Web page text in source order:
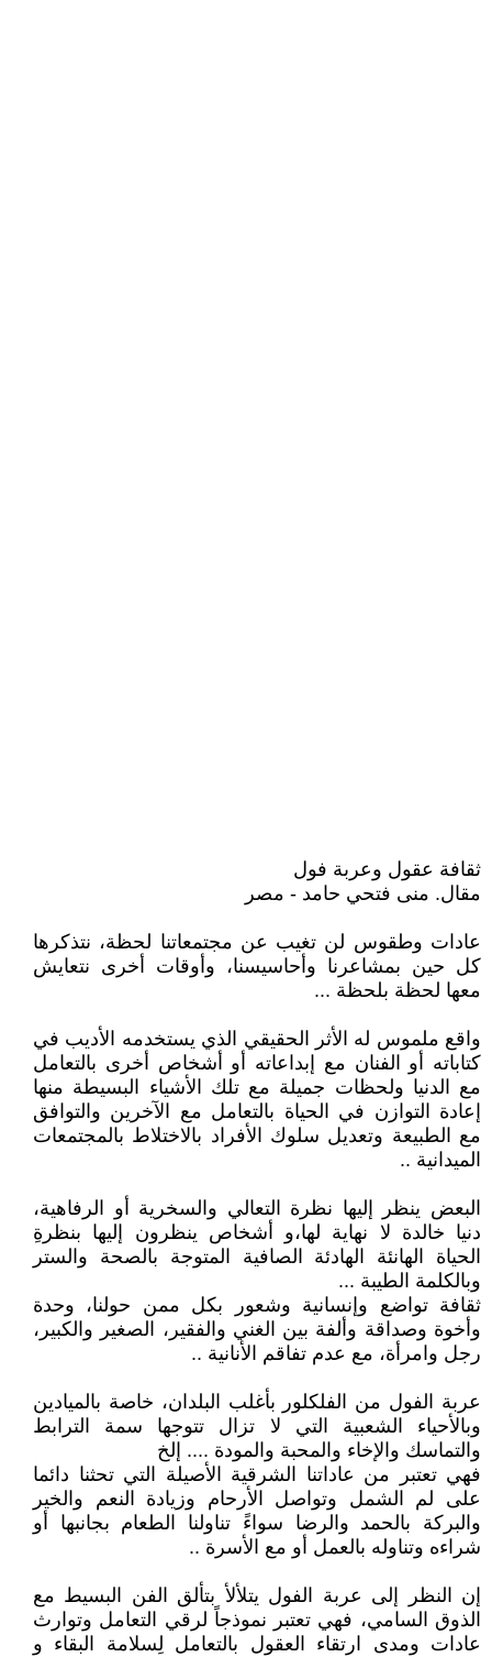
ثقافة عقول وعربة فول
مقال. منى فتحي حامد - مصر
عادات وطقوس لن تغيب عن مجتمعاتنا لحظة، نتذكرها
كل حين بمشاعرنا وأحاسيسنا، وأوقات أخرى نتعايش
معها لحظة بلحظة ...
واقع ملموس له الأثر الحقيقي الذي يستخدمه الأديب في
كتاباته أو الفنان مع إبداعاته أو أشخاص أخرى بالتعامل
مع الدنيا ولحظات جميلة مع تلك الأشياء البسيطة منها
إعادة التوازن في الحياة بالتعامل مع الآخرين والتوافق
مع الطبيعة وتعديل سلوك الأفراد بالاختلاط بالمجتمعات
الميدانية ..
البعض ينظر إليها نظرة التعالي والسخرية أو الرفاهية،
دنيا خالدة لا نهاية لها،و أشخاص ينظرون إليها بنظرةِ
الحياة الهانئة الهادئة الصافية المتوجة بالصحة والستر
وبالكلمة الطيبة ...
ثقافة تواضع وإنسانية وشعور بكل ممن حولنا، وحدة
وأخوة وصداقة وألفة بين الغني والفقير، الصغير والكبير،
رجل وامرأة، مع عدم تفاقم الأنانية ..
عربة الفول من الفلكلور بأغلب البلدان، خاصة بالميادين
وبالأحياء الشعبية التي لا تزال تتوجها سمة الترابط
والتماسك والإخاء والمحبة والمودة .... إلخ
فهي تعتبر من عاداتنا الشرقية الأصيلة التي تحثنا دائما
على لم الشمل وتواصل الأرحام وزيادة النعم والخير
والبركة بالحمد والرضا سواءً تناولنا الطعام بجانبها أو
شراءه وتناوله بالعمل أو مع الأسرة ..
إن النظر إلى عربة الفول يتلألأ بتألق الفن البسيط مع
الذوق السامي، فهي تعتبر نموذجاً لرقي التعامل وتوارث
عادات ومدى ارتقاء العقول بالتعامل لِسلامة البقاء و